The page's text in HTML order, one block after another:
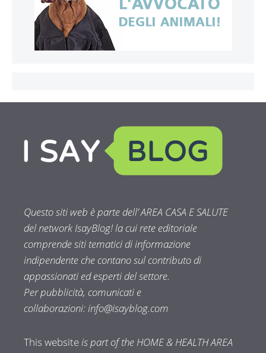
Questo siti web è parte dell’ AREA CASA E SALUTE
del network IsayBlog! la cui rete editoriale
comprende siti tematici di informazione
indipendente che contano sul contributo di
appassionati ed esperti del settore.
Per pubblicità, comunicati e
collaborazioni: info@isayblog.com
This website is part of the HOME & HEALTH AREA